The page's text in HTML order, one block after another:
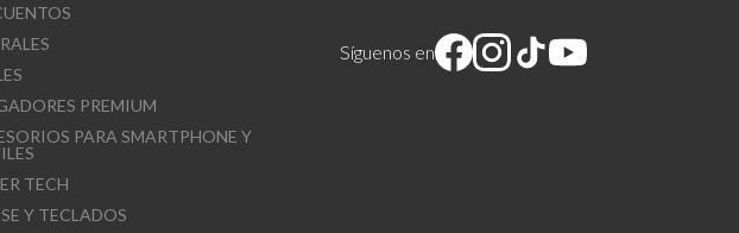
PREMIUM
PARA SMARTPHONE Y
TECH
Y TECLADOS
Síguenos en